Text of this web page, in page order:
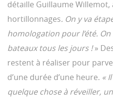
détaille Guillaume
hortillonnages. On y va
homologation pour l’été.
bateaux tous les jours !»
restent à réaliser pour
d’une durée d’une heure. «
quelque chose à réveiller,